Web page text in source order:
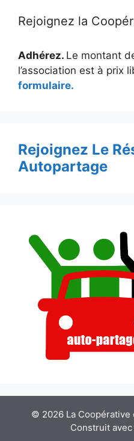
Rejoignez la
Adhérez. Le montant
l’association est à prix
formulaire.
Rejoignez Le
Autopartage
© 2026 La Coopérative
Construit avec